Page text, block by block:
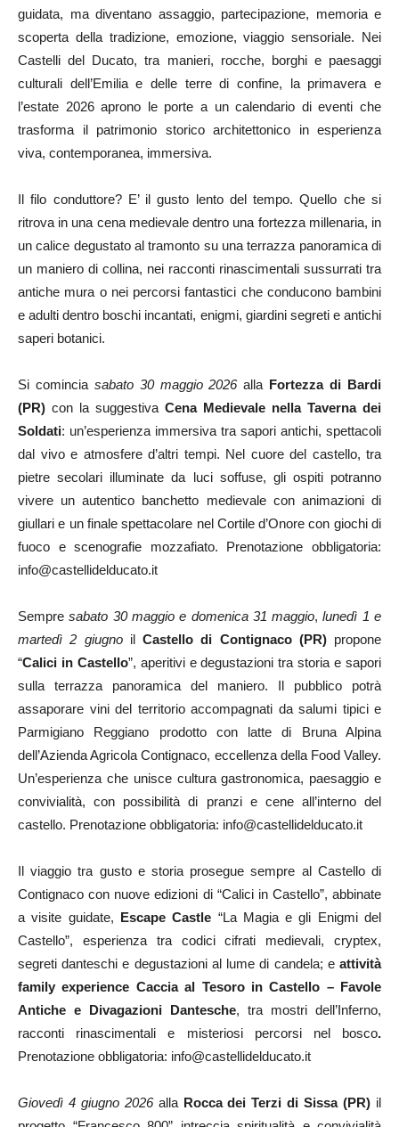
guidata, ma diventano assaggio, partecipazione, memoria e
scoperta della tradizione, emozione, viaggio sensoriale. Nei
Castelli del Ducato, tra manieri, rocche, borghi e paesaggi
culturali dell’Emilia e delle terre di confine, la primavera e
l’estate 2026 aprono le porte a un calendario di eventi che
trasforma il patrimonio storico architettonico in esperienza
viva, contemporanea, immersiva.
Il filo conduttore? E’ il gusto lento del tempo. Quello che si
ritrova in una cena medievale dentro una fortezza millenaria, in
un calice degustato al tramonto su una terrazza panoramica di
un maniero di collina, nei racconti rinascimentali sussurrati tra
antiche mura o nei percorsi fantastici che conducono bambini
e adulti dentro boschi incantati, enigmi, giardini segreti e antichi
saperi botanici.
Si comincia sabato 30 maggio 2026alla Fortezza di Bardi
(PR) con la suggestiva Cena Medievale nella Taverna dei
Soldati: un’esperienza immersiva tra sapori antichi, spettacoli
dal vivo e atmosfere d’altri tempi. Nel cuore del castello, tra
pietre secolari illuminate da luci soffuse, gli ospiti potranno
vivere un autentico banchetto medievale con animazioni di
giullari e un finale spettacolare nel Cortile d’Onore con giochi di
fuoco e scenografie mozzafiato. Prenotazione obbligatoria:
info@castellidelducato.it
Sempresabato 30 maggio e domenica 31 maggio,lunedì 1 e
martedì 2 giugno il Castello di Contignaco (PR) propone
“Calici in Castello”, aperitivi e degustazioni tra storia e sapori
sulla terrazza panoramica del maniero. Il pubblico potrà
assaporare vini del territorio accompagnati da salumi tipici e
Parmigiano Reggiano prodotto con latte di Bruna Alpina
dell’Azienda Agricola Contignaco, eccellenza della Food Valley.
Un’esperienza che unisce cultura gastronomica, paesaggio e
convivialità, con possibilità di pranzi e cene all’interno del
castello. Prenotazione obbligatoria: info@castellidelducato.it
Il viaggio tra gusto e storia prosegue sempre al Castello di
Contignaco con nuove edizioni di “Calici in Castello”, abbinate
a visite guidate, Escape Castle “La Magia e gli Enigmi del
Castello”, esperienza tra codici cifrati medievali, cryptex,
segreti danteschi e degustazioni al lume di candela; eattività
family experience Caccia al Tesoro in Castello – Favole
Antiche e Divagazioni Dantesche, tra mostri dell’Inferno,
racconti rinascimentali e misteriosi percorsi nel bosco.
Prenotazione obbligatoria: info@castellidelducato.it
Giovedì 4 giugno 2026 alla Rocca dei Terzi di Sissa (PR) il